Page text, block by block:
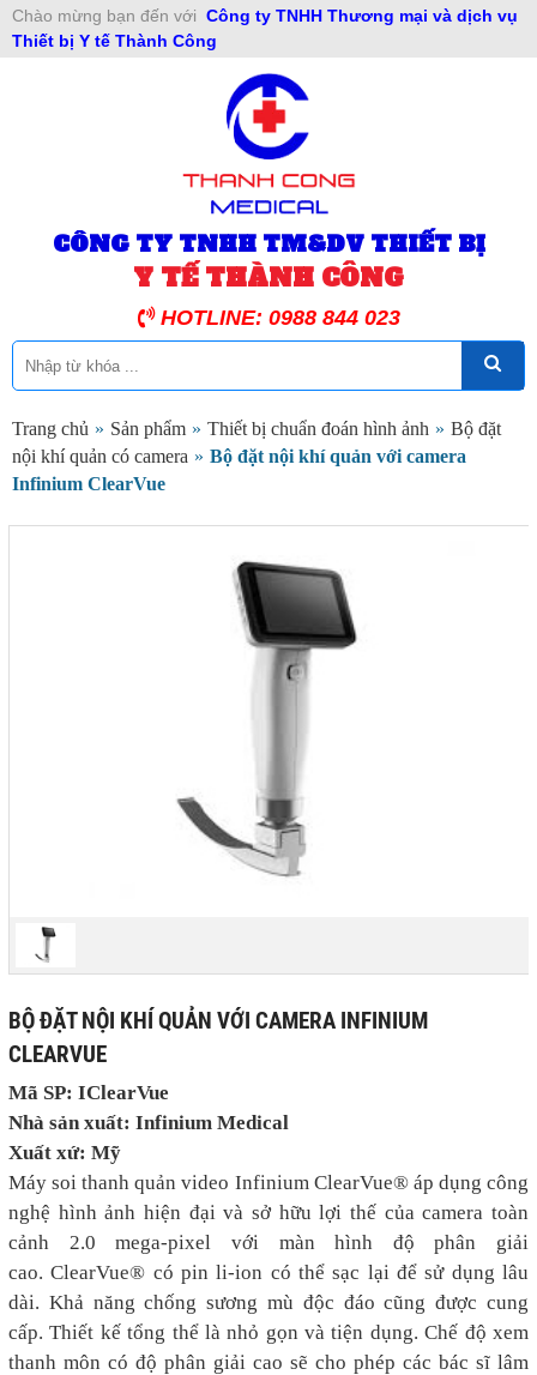
Chào mừng bạn đến với Công ty TNHH Thương mại và dịch vụ
Thiết bị Y tế Thành Công
CÔNG TY TNHH TM&DV THIẾT BỊ
Y TẾ THÀNH CÔNG
HOTLINE: 0988 844 023
Trang chủ » Sản phẩm » Thiết bị chuẩn đoán hình ảnh » Bộ đặt
nội khí quản có camera » Bộ đặt nội khí quản với camera
Infinium ClearVue
BỘ ĐẶT NỘI KHÍ QUẢN VỚI CAMERA INFINIUM
CLEARVUE
Mã SP: IClearVue
Nhà sản xuất: Infinium Medical
Xuất xứ: Mỹ
Máy soi thanh quản video Infinium ClearVue® áp dụng công
nghệ hình ảnh hiện đại và sở hữu lợi thế của camera toàn
cảnh 2.0 mega-pixel với màn hình độ phân giải
cao. ClearVue® có pin li-ion có thể sạc lại để sử dụng lâu
dài. Khả năng chống sương mù độc đáo cũng được cung
cấp. Thiết kế tổng thể là nhỏ gọn và tiện dụng. Chế độ xem
thanh môn có độ phân giải cao sẽ cho phép các bác sĩ lâm